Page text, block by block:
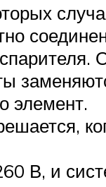
элемент.
В, и